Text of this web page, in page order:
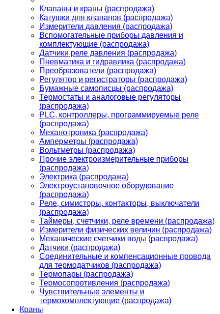
Клапаны и краны (распродажа)
Катушки для клапанов (распродажа)
Измерители давления (распродажа)
Вспомогательные приборы давления и
комплектующие (распродажа)
Датчики реле давления (распродажа)
Пневматика и гидравлика (распродажа)
Преобразователи (распродажа)
Регулятор и регистраторы (распродажа)
Бумажные самописцы (распродажа)
Термостаты и аналоговые регуляторы
(распродажа)
PLС, контроллеры, программируемые реле
(распродажа)
Механотроника (распродажа)
Амперметры (распродажа)
Вольтметры (распродажа)
Прочие электроизмерительные приборы
(распродажа)
Электрика (распродажа)
Электроустановочное оборудование
(распродажа)
Реле, симисторы, контакторы, выключатели
(распродажа)
Таймеры, счетчики, реле времени (распродажа)
Измерители физических величин (распродажа)
Механические счетчики воды (распродажа)
Датчики (распродажа)
Соединительные и компенсационные провода
для термодатчиков (распродажа)
Термопары (распродажа)
Термосопротивления (распродажа)
Чувствительные элементы и
термокомплектующие (распродажа)
Краны